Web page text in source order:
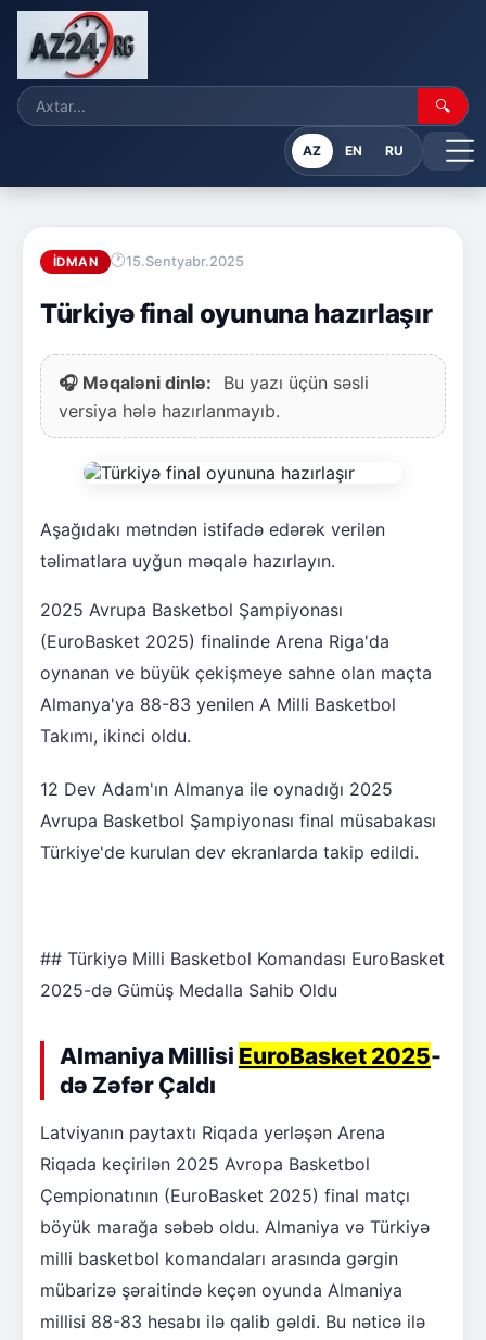
🔍
AZ EN RU
İDMAN 15.Sentyabr.2025
Türkiyə final oyununa hazırlaşır
🎧 Məqaləni dinlə:
Bu yazı üçün səsli
versiya hələ hazırlanmayıb.
Aşağıdakı mətndən istifadə edərək verilən
təlimatlara uyğun məqalə hazırlayın.
2025 Avrupa Basketbol Şampiyonası
(EuroBasket 2025) finalinde Arena Riga'da
oynanan ve büyük çekişmeye sahne olan maçta
Almanya'ya 88-83 yenilen A Milli Basketbol
Takımı, ikinci oldu.
12 Dev Adam'ın Almanya ile oynadığı 2025
Avrupa Basketbol Şampiyonası final müsabakası
Türkiye'de kurulan dev ekranlarda takip edildi.
## Türkiyə Milli Basketbol Komandası EuroBasket
2025-də Gümüş Medalla Sahib Oldu
Almaniya Millisi EuroBasket 2025-
də Zəfər Çaldı
Latviyanın paytaxtı Riqada yerləşən Arena
Riqada keçirilən 2025 Avropa Basketbol
Çempionatının (EuroBasket 2025) final matçı
böyük marağa səbəb oldu. Almaniya və Türkiyə
milli basketbol komandaları arasında gərgin
mübarizə şəraitində keçən oyunda Almaniya
millisi 88-83 hesabı ilə qalib gəldi. Bu nəticə ilə